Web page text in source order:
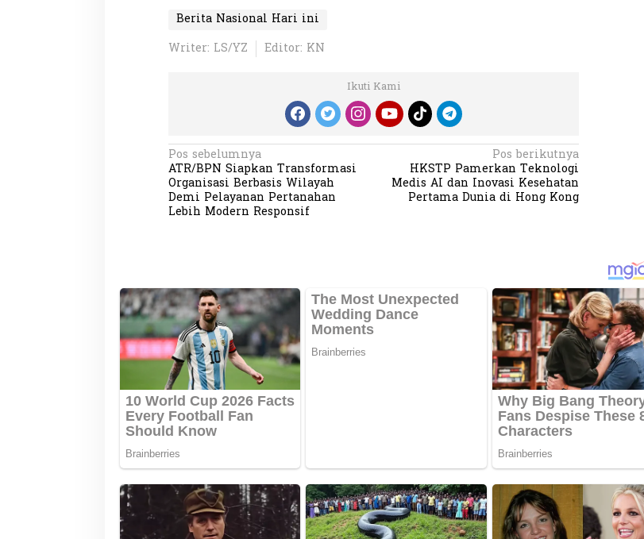
Berita Nasional Hari ini
Writer: LS/YZ
Editor: KN
Ikuti Kami
N
a
v
s
i
p
o
s
Pos sebelumnya
ATR/BPN Siapkan Transformasi
Organisasi Berbasis Wilayah
Demi Pelayanan Pertanahan
Lebih Modern Responsif
Pos berikutnya
HKSTP Pamerkan Teknologi
Medis AI dan Inovasi Kesehatan
Pertama Dunia di Hong Kong